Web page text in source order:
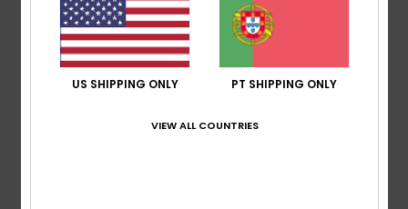
Conforto
5.0
US SHIPPING ONLY PT SHIPPING ONLY
VIEW ALL COUNTRIES